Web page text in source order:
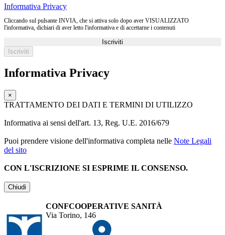
Informativa Privacy
Cliccando sul pulsante INVIA, che si attiva solo dopo aver VISUALIZZATO
l'informativa, dichiari di aver letto l'informativa e di accettarne i contenuti
Iscriviti
Informativa Privacy
×
TRATTAMENTO DEI DATI E TERMINI DI UTILIZZO
Informativa ai sensi dell'art. 13, Reg. U.E. 2016/679
Puoi prendere visione dell'informativa completa nelle Note Legali
del sito
CON L'ISCRIZIONE SI ESPRIME IL CONSENSO.
Chiudi
CONFCOOPERATIVE SANITÀ
Via Torino, 146